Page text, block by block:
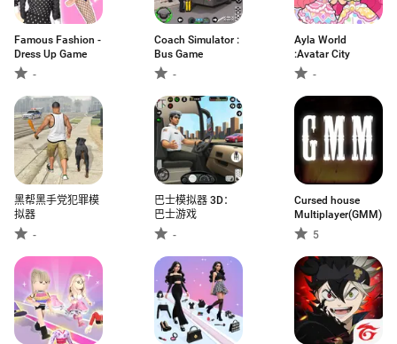
Famous Fashion -
Dress Up Game
-
Coach Simulator :
Bus Game
-
Ayla World
:Avatar City
-
黑帮黑手党犯罪模
拟器
-
巴士模拟器 3D：
巴士游戏
-
Cursed house
Multiplayer(GMM)
5